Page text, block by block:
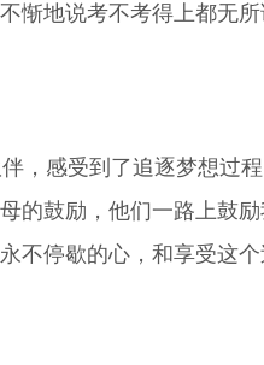
地说考不考得上都无所
，感受到了追逐梦想过
的鼓励，他们一路上鼓
不停歇的心，和享受这